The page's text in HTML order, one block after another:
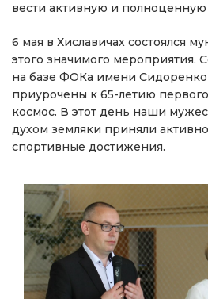
вести активную и
6 мая в Хиславичах состоялся
этого значимого мероприятия.
на базе ФОКа имени
приурочены к 65-летию
космос. В этот день наши
духом земляки приняли
спортивные достижения.